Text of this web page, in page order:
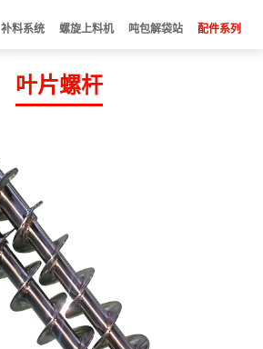
补料系统 螺旋上料机 吨包解袋站 配件系列
叶片螺杆